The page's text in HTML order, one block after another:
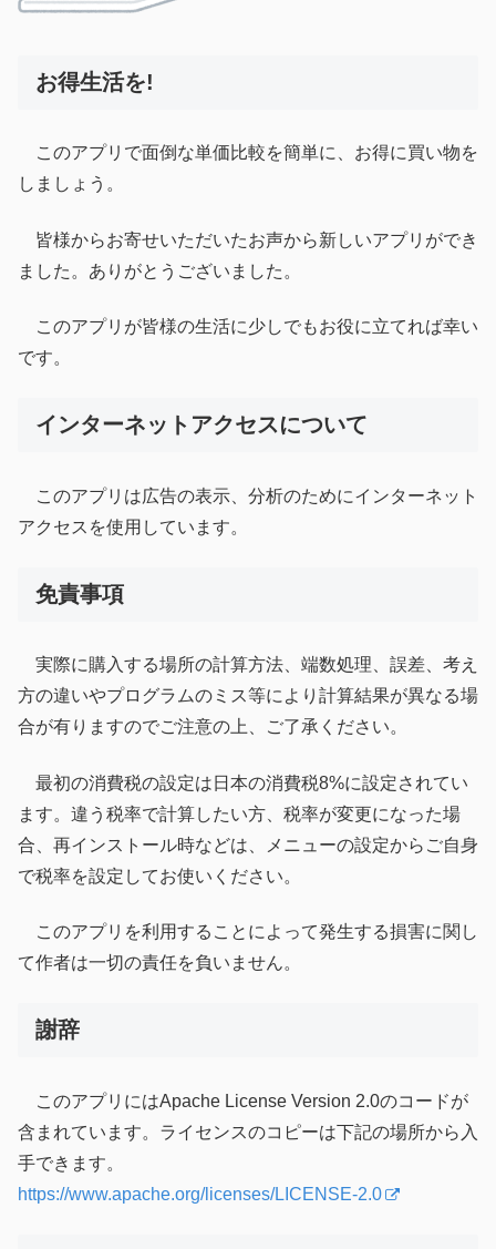
お得生活を!
このアプリで面倒な単価比較を簡単に、お得に買い物を
しましょう。
皆様からお寄せいただいたお声から新しいアプリができ
ました。ありがとうございました。
このアプリが皆様の生活に少しでもお役に立てれば幸い
です。
インターネットアクセスについて
このアプリは広告の表示、分析のためにインターネット
アクセスを使用しています。
免責事項
実際に購入する場所の計算方法、端数処理、誤差、考え
方の違いやプログラムのミス等により計算結果が異なる場
合が有りますのでご注意の上、ご了承ください。
最初の消費税の設定は日本の消費税8%に設定されてい
ます。違う税率で計算したい方、税率が変更になった場
合、再インストール時などは、メニューの設定からご自身
で税率を設定してお使いください。
このアプリを利用することによって発生する損害に関し
て作者は一切の責任を負いません。
謝辞
このアプリにはApache License Version 2.0のコードが
含まれています。ライセンスのコピーは下記の場所から入
手できます。
https://www.apache.org/licenses/LICENSE-2.0